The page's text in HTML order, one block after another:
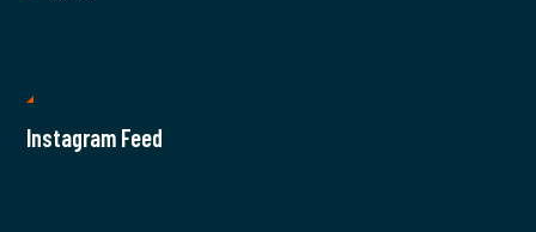
Instagram Feed